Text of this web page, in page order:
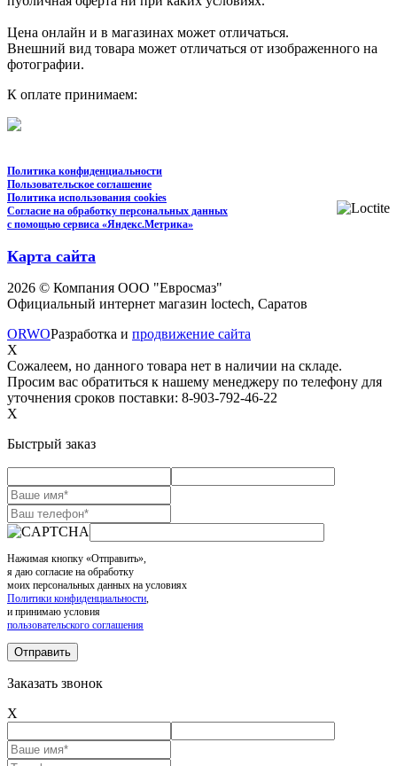
Цена онлайн и в магазинах может отличаться.
Внешний вид товара может отличаться от изображенного на
фотографии.
К оплате принимаем:
Политика конфиденциальности
Пользовательское соглашение
Политика использования cookies
Согласие на обработку персональных данных
с помощью сервиса «Яндекс.Метрика»
Карта сайта
2026 © Компания ООО "Евросмаз"
Официальный интернет магазин loctech, Саратов
ORWOРазработка и продвижение сайта
X
Сожалеем, но данного товара нет в наличии на складе.
Просим вас обратиться к нашему менеджеру по телефону для
уточнения сроков поставки: 8-903-792-46-22
X
Быстрый заказ
Нажимая кнопку «Отправить»,
я даю согласие на обработку
моих персональных данных на условиях
Политики конфиденциальности
и принимаю условия
пользовательского соглашения
Заказать звонок
X